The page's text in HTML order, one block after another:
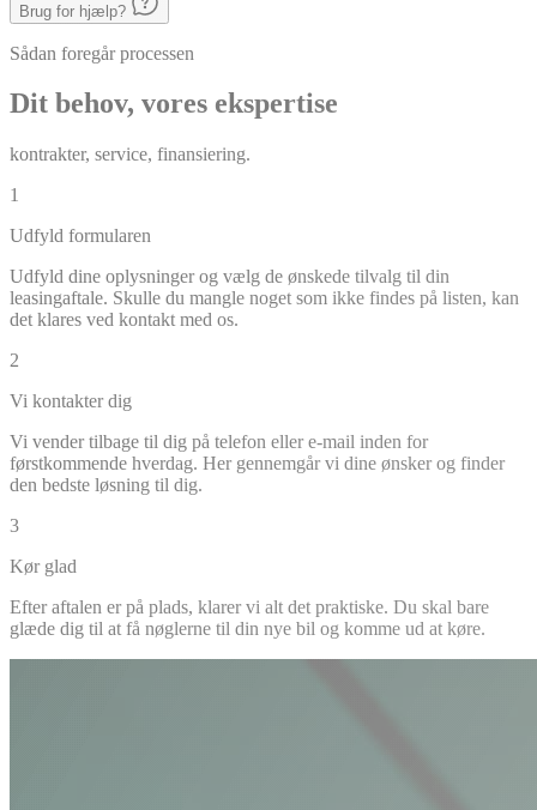
Brug for hjælp?
Sådan foregår processen
Dit behov, vores ekspertise
kontrakter, service, finansiering.
1
Udfyld formularen
Udfyld dine oplysninger og vælg de ønskede tilvalg til din
leasingaftale. Skulle du mangle noget som ikke findes på listen, kan
det klares ved kontakt med os.
2
Vi kontakter dig
Vi vender tilbage til dig på telefon eller e-mail inden for
førstkommende hverdag. Her gennemgår vi dine ønsker og finder
den bedste løsning til dig.
3
Kør glad
Efter aftalen er på plads, klarer vi alt det praktiske. Du skal bare
glæde dig til at få nøglerne til din nye bil og komme ud at køre.